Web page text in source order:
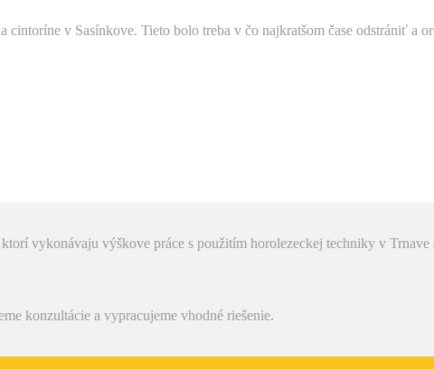
cintoríne v Sasínkove. Tieto bolo treba v čo najkratšom čase odstrániť a
vykonávaju výškove práce s použitím horolezeckej techniky v Trnave
konzultácie a vypracujeme vhodné riešenie.